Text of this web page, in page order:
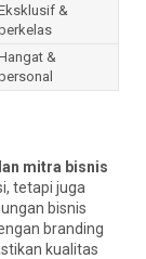
&
berkelas
&
mitra bisnis
tetapi juga
bisnis
branding
kualitas